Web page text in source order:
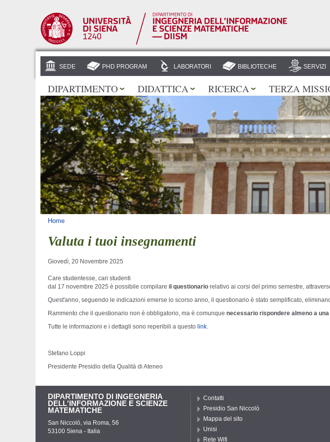
SEDE PHD PROGRAM LABORATORI BIBLIOTECHE SERVIZI
DIPARTIMENTO DIDATTICA RICERCA TERZA
Tu sei qui
Home
Valuta i tuoi insegnamenti
Giovedì, 20 Novembre 2025
Care studentesse, cari studenti
dal 17 novembre 2025 è possibile compilare il questionario relativo ai corsi del primo semestre,
Quest'anno, seguendo le indicazioni emerse lo scorso anno, il questionario è stato semplificato,
Rammento che il questionario non è obbligatorio, ma è comunque necessario rispondere almeno a
Tutte le informazioni e i dettagli sono reperibili a questo link.
Stefano Loppi
Presidente Presidio della Qualità di Ateneo
DIPARTIMENTO DI INGEGNERIA
DELL'INFORMAZIONE E SCIENZE
MATEMATICHE
San Niccolò, via Roma, 56
53100 Siena - Italia
Contatti
Presidio San Niccolò
Mappa del sito
Unisi
Rete Wifi